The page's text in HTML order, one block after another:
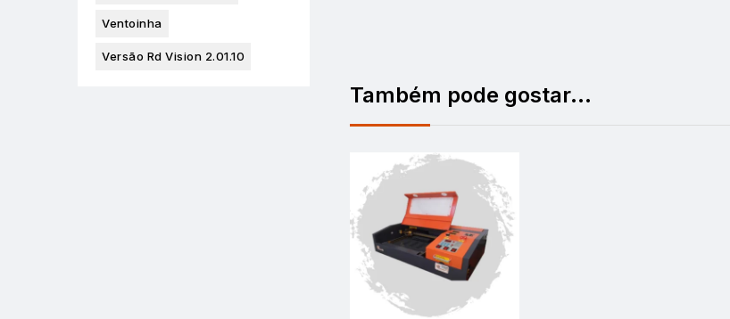
Também pode gostar…
Ventoinha
Versão Rd Vision 2.01.10